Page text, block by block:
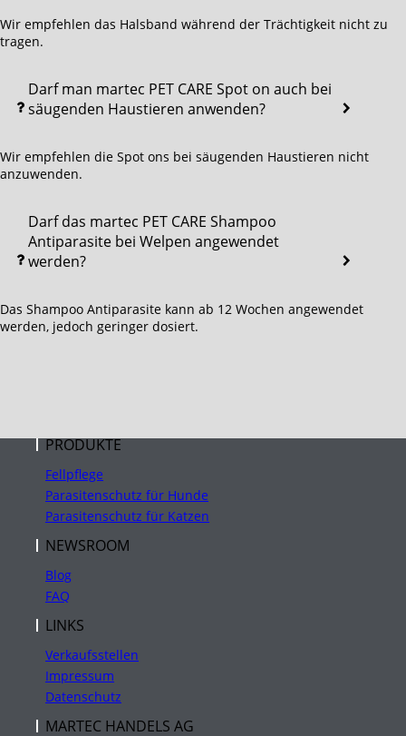
Wir empfehlen das Halsband während der Trächtigkeit nicht zu
tragen.
Darf man martec PET CARE Spot on auch bei
säugenden Haustieren anwenden?
Wir empfehlen die Spot ons bei säugenden Haustieren nicht
anzuwenden.
Darf das martec PET CARE Shampoo
Antiparasite bei Welpen angewendet
werden?
Das Shampoo Antiparasite kann ab 12 Wochen angewendet
werden, jedoch geringer dosiert.
PRODUKTE
Fellpflege
Parasitenschutz für Hunde
Parasitenschutz für Katzen
NEWSROOM
Blog
FAQ
LINKS
Verkaufsstellen
Impressum
Datenschutz
MARTEC HANDELS AG